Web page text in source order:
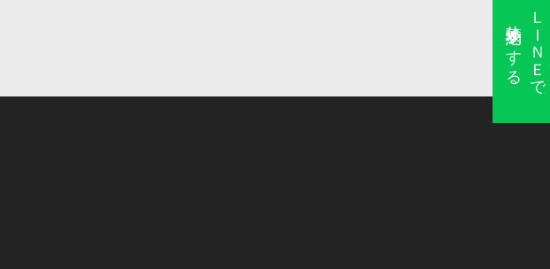
体験予約をするＬＩＮＥで